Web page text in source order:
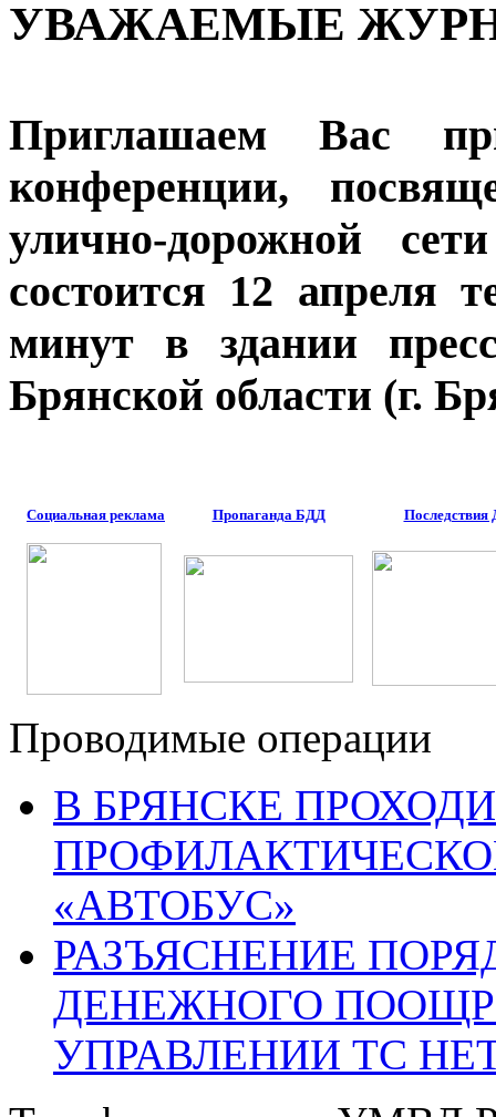
УВАЖАЕМЫЕ
Приглашаем Вас
конференции,
улично-дорожной
состоится 12 апреля
минут в здании
Брянской области (г.
Социальная реклама Пропаганда БДД
Проводимые операции
В БРЯНСКЕ
«АВТОБУС»
РАЗЪЯСНЕНИЕ
ДЕНЕЖНОГО
УПРАВЛЕНИИ ТС